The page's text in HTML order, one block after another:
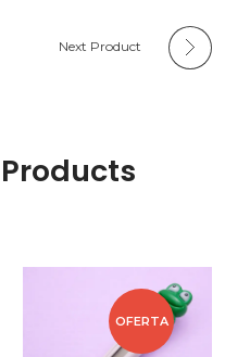
Next Product
OFERTA